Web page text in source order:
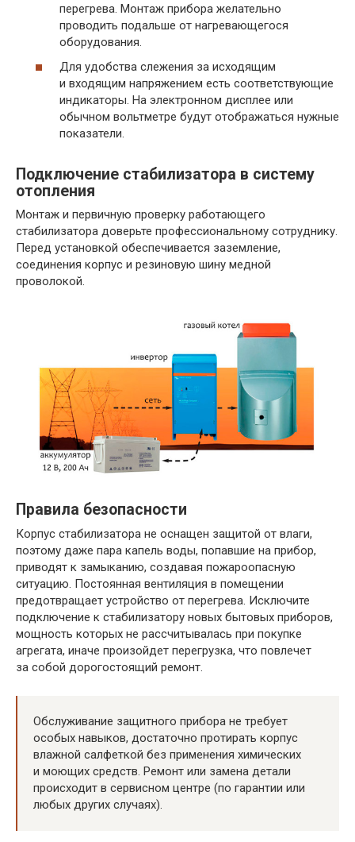
перегрева. Монтаж прибора желательно
проводить подальше от нагревающегося
оборудования.
Для удобства слежения за исходящим
и входящим напряжением есть соответствующие
индикаторы. На электронном дисплее или
обычном вольтметре будут отображаться нужные
показатели.
Подключение стабилизатора в систему
отопления
Монтаж и первичную проверку работающего
стабилизатора доверьте профессиональному сотруднику.
Перед установкой обеспечивается заземление,
соединения корпус и резиновую шину медной
проволокой.
Правила безопасности
Корпус стабилизатора не оснащен защитой от влаги,
поэтому даже пара капель воды, попавшие на прибор,
приводят к замыканию, создавая пожароопасную
ситуацию. Постоянная вентиляция в помещении
предотвращает устройство от перегрева. Исключите
подключение к стабилизатору новых бытовых приборов,
мощность которых не рассчитывалась при покупке
агрегата, иначе произойдет перегрузка, что повлечет
за собой дорогостоящий ремонт.
Обслуживание защитного прибора не требует
особых навыков, достаточно протирать корпус
влажной салфеткой без применения химических
и моющих средств. Ремонт или замена детали
происходит в сервисном центре (по гарантии или
любых других случаях).